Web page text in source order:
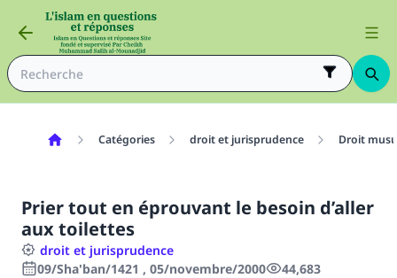
Catégories droit et jurisprudence Droit
Prier tout en éprouvant le besoin d’aller
aux toilettes
droit et jurisprudence
09/Sha'ban/1421 , 05/novembre/2000
44,683